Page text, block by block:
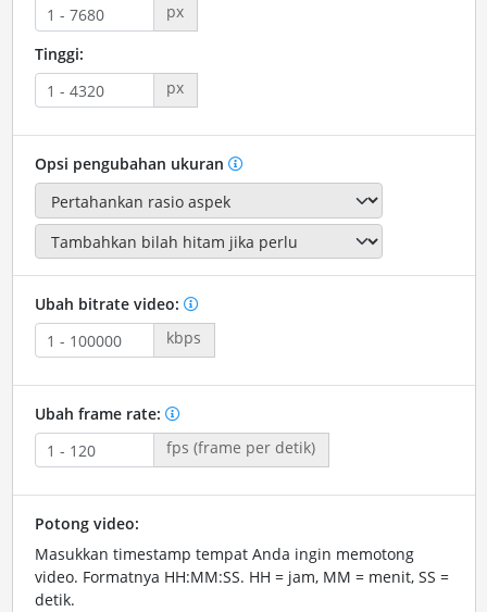
px
Tinggi:
px
Opsi pengubahan ukuran
Ubah bitrate video:
kbps
Ubah frame rate:
fps (frame per detik)
Potong video:
Masukkan timestamp tempat Anda ingin memotong
video. Formatnya HH:MM:SS. HH = jam, MM = menit, SS =
detik.